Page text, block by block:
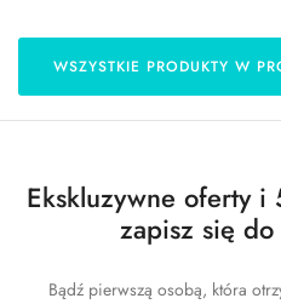
WSZYSTKIE PRODUKTY W
Ekskluzywne oferty i
zapisz się
Bądź pierwszą osobą, która